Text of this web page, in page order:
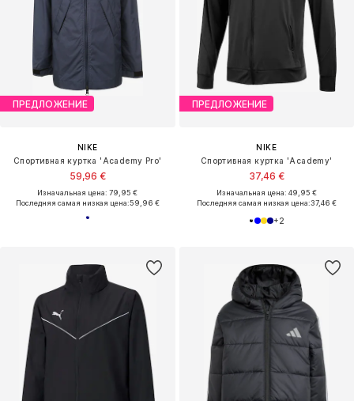
ПРЕДЛОЖЕНИЕ
NIKE
Спортивная куртка 'Academy Pro'
59,96 €
Изначальная цена: 79,95 €
Последняя самая низкая цена:59,96 €
ПРЕДЛОЖЕНИЕ
NIKE
Спортивная куртка 'Academy'
37,46 €
Изначальная цена: 49,95 €
Последняя самая низкая цена:37,46 €
+2